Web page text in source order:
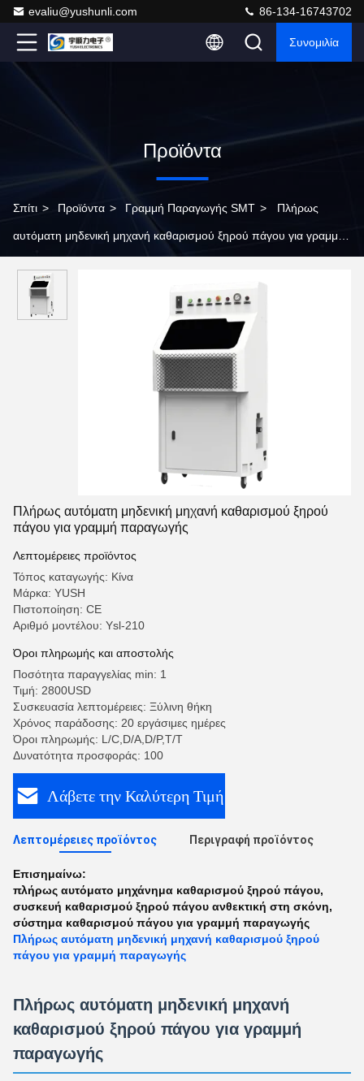
evaliu@yushunli.com 86-134-16743702
Συνομιλία
Προϊόντα
Σπίτι > Προϊόντα > Γραμμή Παραγωγής SMT > Πλήρως
αυτόματη μηδενική μηχανή καθαρισμού ξηρού πάγου για γραμμή
Πλήρως αυτόματη μηδενική μηχανή καθαρισμού ξηρού
πάγου για γραμμή παραγωγής
Λεπτομέρειες προϊόντος
Τόπος καταγωγής: Κίνα
Μάρκα: YUSH
Πιστοποίηση: CE
Αριθμό μοντέλου: Ysl-210
Όροι πληρωμής και αποστολής
Ποσότητα παραγγελίας min: 1
Τιμή: 2800USD
Συσκευασία λεπτομέρειες: Ξύλινη θήκη
Χρόνος παράδοσης: 20 εργάσιμες ημέρες
Όροι πληρωμής: L/C,D/A,D/P,T/T
Δυνατότητα προσφοράς: 100
Λάβετε την Καλύτερη Τιμή
Λεπτομέρειες προϊόντος Περιγραφή προϊόντος
Επισημαίνω:
πλήρως αυτόματο μηχάνημα καθαρισμού ξηρού πάγου,
συσκευή καθαρισμού ξηρού πάγου ανθεκτική στη σκόνη,
σύστημα καθαρισμού πάγου για γραμμή παραγωγής
Πλήρως αυτόματη μηδενική μηχανή καθαρισμού ξηρού
πάγου για γραμμή παραγωγής
Πλήρως αυτόματη μηδενική μηχανή
καθαρισμού ξηρού πάγου για γραμμή
παραγωγής